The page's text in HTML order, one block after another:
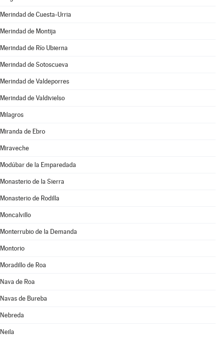
Merindad de Cuesta-Urria
Merindad de Montija
Merindad de Río Ubierna
Merindad de Sotoscueva
Merindad de Valdeporres
Merindad de Valdivielso
Milagros
Miranda de Ebro
Miraveche
Modúbar de la Emparedada
Monasterio de la Sierra
Monasterio de Rodilla
Moncalvillo
Monterrubio de la Demanda
Montorio
Moradillo de Roa
Nava de Roa
Navas de Bureba
Nebreda
Neila